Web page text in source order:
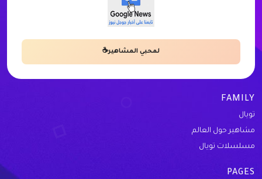
لمحبي المشاهير☕
FAMILY
تويال
مشاهير حول العالم
مسلسلات تويال
PAGES